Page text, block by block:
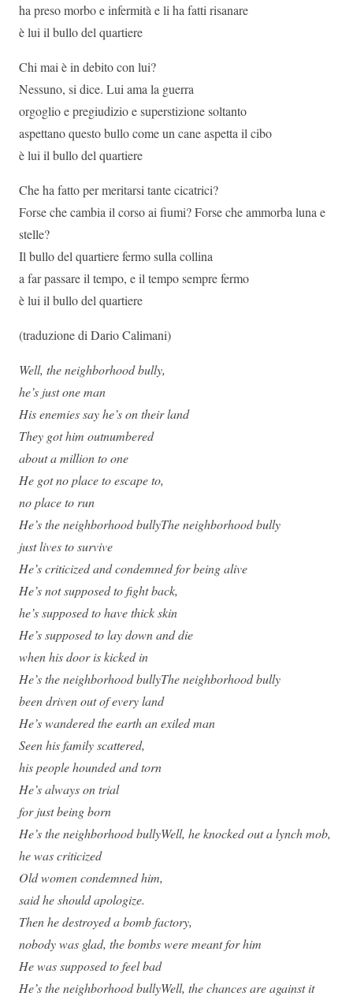
ha preso morbo e infermità e li ha fatti risanare
è lui il bullo del quartiere
Chi mai è in debito con lui?
Nessuno, si dice. Lui ama la guerra
orgoglio e pregiudizio e superstizione soltanto
aspettano questo bullo come un cane aspetta il cibo
è lui il bullo del quartiere
Che ha fatto per meritarsi tante cicatrici?
Forse che cambia il corso ai fiumi? Forse che ammorba luna e
stelle?
Il bullo del quartiere fermo sulla collina
a far passare il tempo, e il tempo sempre fermo
è lui il bullo del quartiere
(traduzione di Dario Calimani)
Well, the neighborhood bully,
he’s just one man
His enemies say he’s on their land
They got him outnumbered
about a million to one
He got no place to escape to,
no place to run
He’s the neighborhood bullyThe neighborhood bully
just lives to survive
He’s criticized and condemned for being alive
He’s not supposed to fight back,
he’s supposed to have thick skin
He’s supposed to lay down and die
when his door is kicked in
He’s the neighborhood bullyThe neighborhood bully
been driven out of every land
He’s wandered the earth an exiled man
Seen his family scattered,
his people hounded and torn
He’s always on trial
for just being born
He’s the neighborhood bullyWell, he knocked out a lynch mob,
he was criticized
Old women condemned him,
said he should apologize.
Then he destroyed a bomb factory,
nobody was glad, the bombs were meant for him
He was supposed to feel bad
He’s the neighborhood bullyWell, the chances are against it